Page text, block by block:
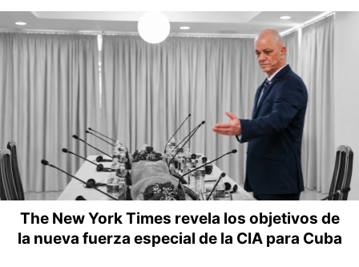
The New York Times revela los objetivos de
la nueva fuerza especial de la CIA para Cuba